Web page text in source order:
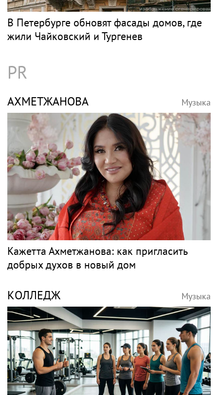
«Скучаю!»: Анна Нетребко трогательно
отреагировала на отъезд 17-летнего сына
в Данию
ЧАЙКОВСКИЙ Музыка
В Петербурге обновят фасады домов, где
жили Чайковский и Тургенев
PR